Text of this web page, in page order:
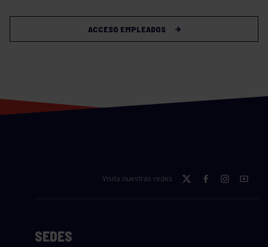
ACCESO EMPLEADOS
Visita nuestras redes
SEDES